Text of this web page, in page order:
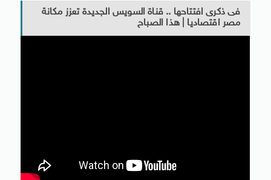
فى ذكرى افتتاحها .. قناة السويس الجديدة تعزز مكانة
مصر اقتصاديا | هذا الصباح